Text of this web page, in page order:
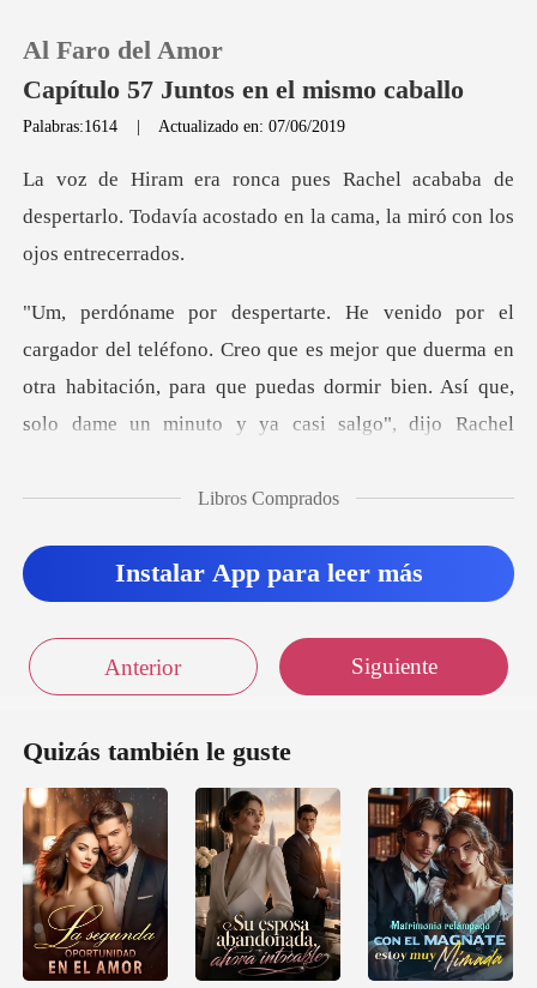
0
Recargar
Historia
Salir
Al Faro del Amor
Capítulo 57 Juntos en el mismo caballo
Palabras:1614 | Actualizado en: 07/06/2019
aba de
despertarlo. Todavía acostado en la
reo que es mejor que duerma en
otra habitación, para que puedas dormir bi
Libros Comprados
Instalar App para leer más
Anterior Siguiente
Quizás también le guste